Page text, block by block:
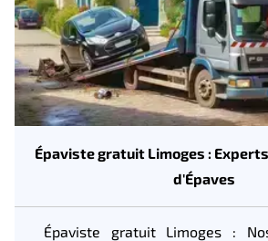
Épaviste gratuit Limoges :
d'Épaves
Épaviste gratuit Limoges :